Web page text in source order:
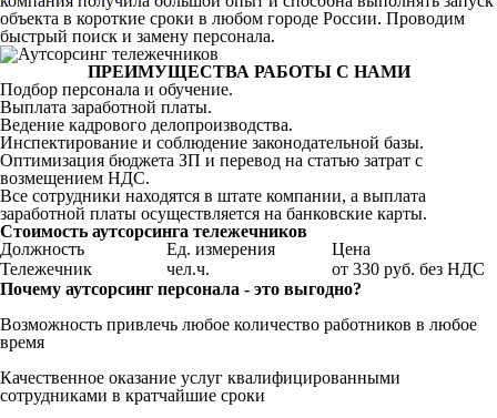
объекта в короткие сроки в любом городе России. Проводим
быстрый поиск и замену персонала.
ПРЕИМУЩЕСТВА РАБОТЫ С НАМИ
Подбор персонала и обучение.
Выплата заработной платы.
Ведение кадрового делопроизводства.
Инспектирование и соблюдение законодательной базы.
Оптимизация бюджета ЗП и перевод на статью затрат с
возмещением НДС.
Все сотрудники находятся в штате компании, а выплата
заработной платы осуществляется на банковские карты.
Стоимость аутсорсинга тележечников
Должность
Ед. измерения
Цена
Тележечник
чел.ч.
от 330 руб. без НДС
Почему аутсорсинг персонала - это выгодно?
Возможность привлечь любое количество работников в любое
время
Качественное оказание услуг квалифицированными
сотрудниками в кратчайшие сроки